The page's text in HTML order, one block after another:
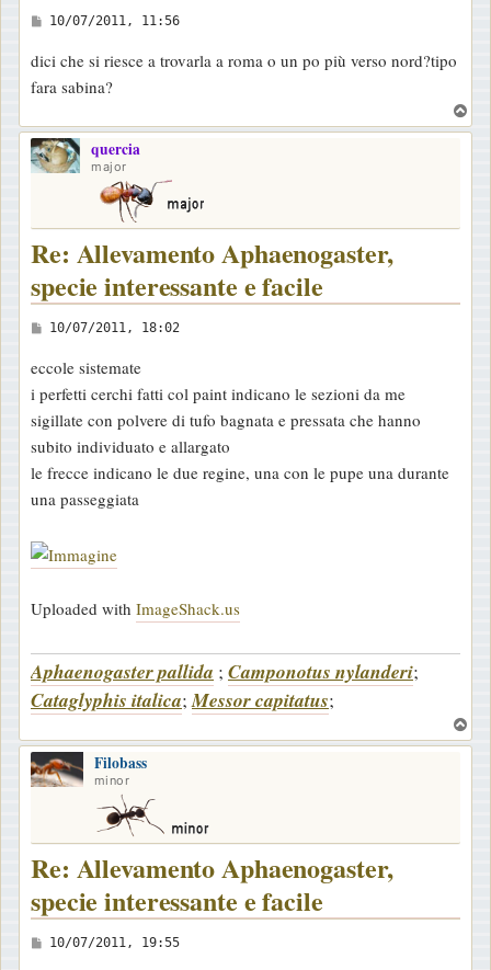
M
s
s
a
g
g
o
10/07/2011, 11:56
dici che si riesce a trovarla a roma o un po più verso nord?tipo
fara sabina?
o
quercia
major
Re: Allevamento Aphaenogaster,
specie interessante e facile
M
s
s
a
g
g
i
10/07/2011, 18:02
eccole sistemate
i perfetti cerchi fatti col paint indicano le sezioni da me
sigillate con polvere di tufo bagnata e pressata che hanno
subito individuato e allargato
le frecce indicano le due regine, una con le pupe una durante
una passeggiata
Uploaded with ImageShack.us
Aphaenogaster pallida ; Camponotus nylanderi;
Cataglyphis italica;Messor capitatus;
o
Filobass
minor
Re: Allevamento Aphaenogaster,
specie interessante e facile
M
10/07/2011, 19:55